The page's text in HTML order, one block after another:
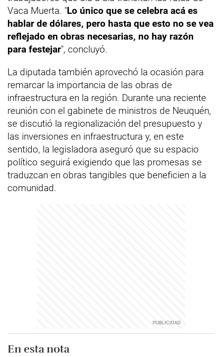
Vaca Muerta. "Lo único que se celebra acá es
hablar de dólares, pero hasta que esto no se vea
reflejado en obras necesarias, no hay razón
para festejar", concluyó.
La diputada también aprovechó la ocasión para
remarcar la importancia de las obras de
infraestructura en la región. Durante una reciente
reunión con el gabinete de ministros de Neuquén,
se discutió la regionalización del presupuesto y
las inversiones en infraestructura y, en este
sentido, la legisladora aseguró que su espacio
político seguirá exigiendo que las promesas se
traduzcan en obras tangibles que beneficien a la
comunidad.
En esta nota